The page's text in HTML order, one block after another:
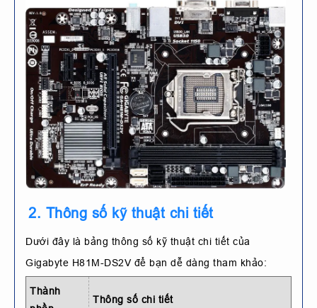
2. Thông số kỹ thuật chi tiết
Dưới đây là bảng thông số kỹ thuật chi tiết của
Gigabyte H81M-DS2V để bạn dễ dàng tham khảo:
Thành
Thông số chi tiết